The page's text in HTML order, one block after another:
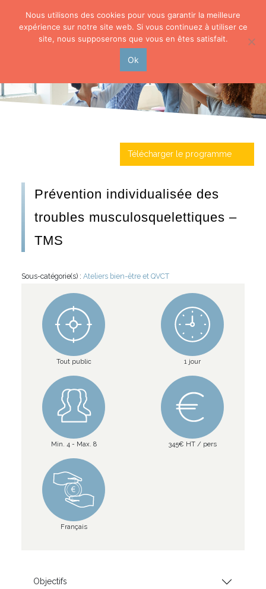
Télécharger le programme
Prévention individualisée des
troubles musculosquelettiques –
TMS
Sous-catégorie(s) : Ateliers bien-être et QVCT
Tout public 1 jour
Min. 4 - Max. 8 345€ HT / pers
Français
Objectifs
Nous utilisons des cookies pour vous garantir la meilleure
expérience sur notre site web. Si vous continuez à utiliser ce
site, nous supposerons que vous en êtes satisfait.
Ok